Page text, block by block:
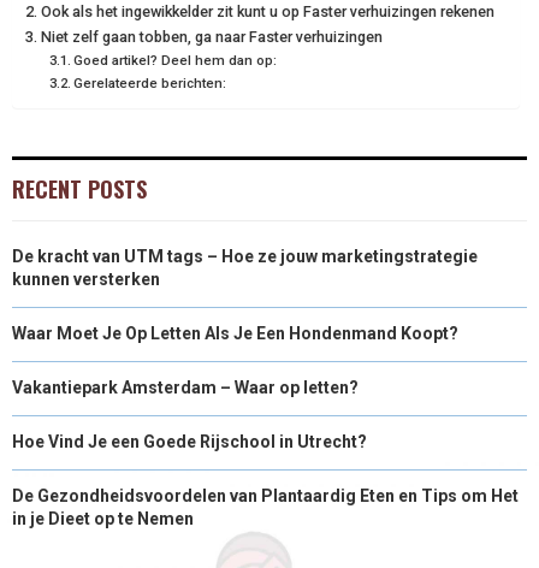
Ook als het ingewikkelder zit kunt u op Faster verhuizingen rekenen
Niet zelf gaan tobben, ga naar Faster verhuizingen
Goed artikel? Deel hem dan op:
Gerelateerde berichten:
RECENT POSTS
De kracht van UTM tags – Hoe ze jouw marketingstrategie
kunnen versterken
Waar Moet Je Op Letten Als Je Een Hondenmand Koopt?
Vakantiepark Amsterdam – Waar op letten?
Hoe Vind Je een Goede Rijschool in Utrecht?
De Gezondheidsvoordelen van Plantaardig Eten en Tips om Het
in je Dieet op te Nemen